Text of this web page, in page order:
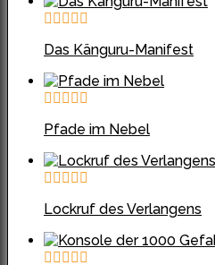
Das Känguru-Manifest
Pfade im Nebel
Lockruf des Verlangens